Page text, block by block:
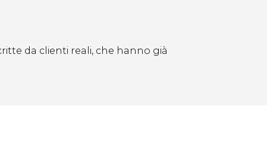
da clienti reali, che hanno già